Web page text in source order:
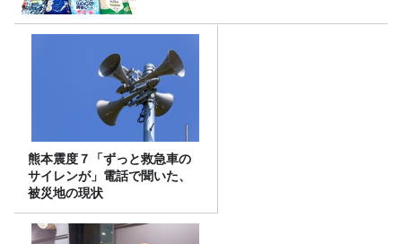
熊本震度７「ずっと救急車の
サイレンが」電話で聞いた、
被災地の現状